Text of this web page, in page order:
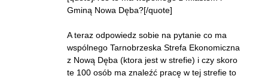
Gminą Nowa Dęba?[/quote]
A teraz odpowiedz sobie na pytanie co ma
wspólnego Tarnobrzeska Strefa Ekonomiczna
z Nową Dęba (ktora jest w strefie) i czy skoro
te 100 osób ma znaleźć pracę w tej strefie to